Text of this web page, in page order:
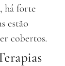
há forte
estão
cobertos.